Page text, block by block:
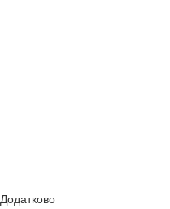
Додатково